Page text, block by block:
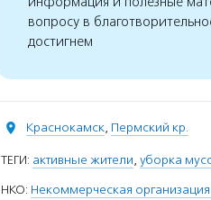
вопросу в
достигнем
Краснокамск, Пермский кр.
ТЕГИ: активные жители, уборка
НКО: Некоммерческая